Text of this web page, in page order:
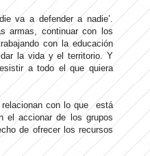
va a defender a nadie’.
armas, continuar con los
con la educación
la vida y el territorio. Y
a todo el que quiera
con lo que está
el accionar de los grupos
de ofrecer los recursos